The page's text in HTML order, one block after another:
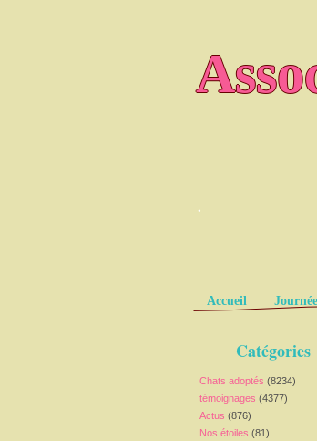
.
Pages
Accueil
Catégories
Chats adoptés (8234)
témoignages (4377)
Actus (876)
Nos étoiles (81)